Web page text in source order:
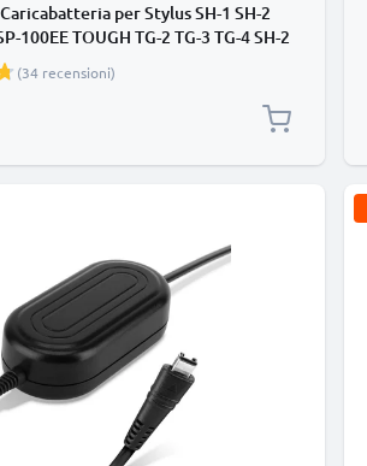
per Stylus SH-1 SH-2
100EE TOUGH TG-2 TG-3 TG-4 SH-2
5 TG-Tracker Batterie per fotocamera
(34 recensioni)